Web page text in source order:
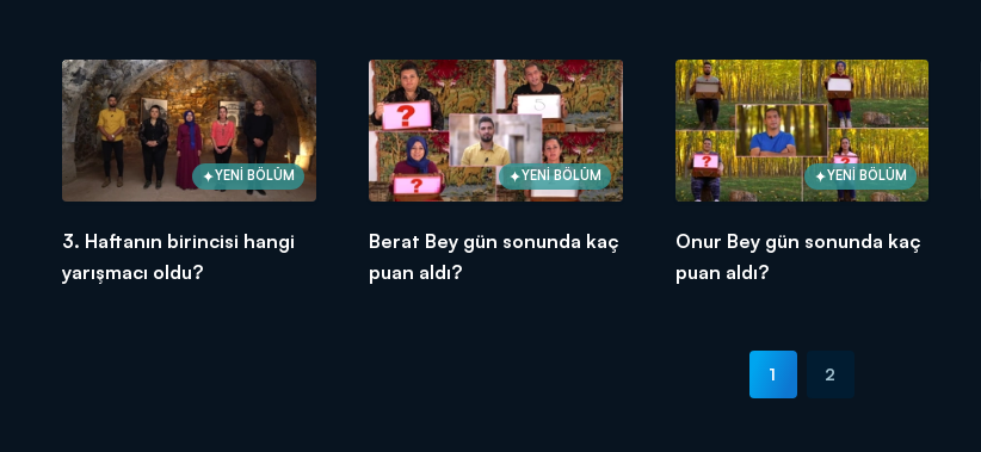
YENİ BÖLÜM
3. Haftanın birincisi hangi
yarışmacı oldu?
YENİ BÖLÜM
Berat Bey gün sonunda kaç
puan aldı?
YENİ BÖLÜM
Onur Bey gün sonunda kaç
puan aldı?
1 2